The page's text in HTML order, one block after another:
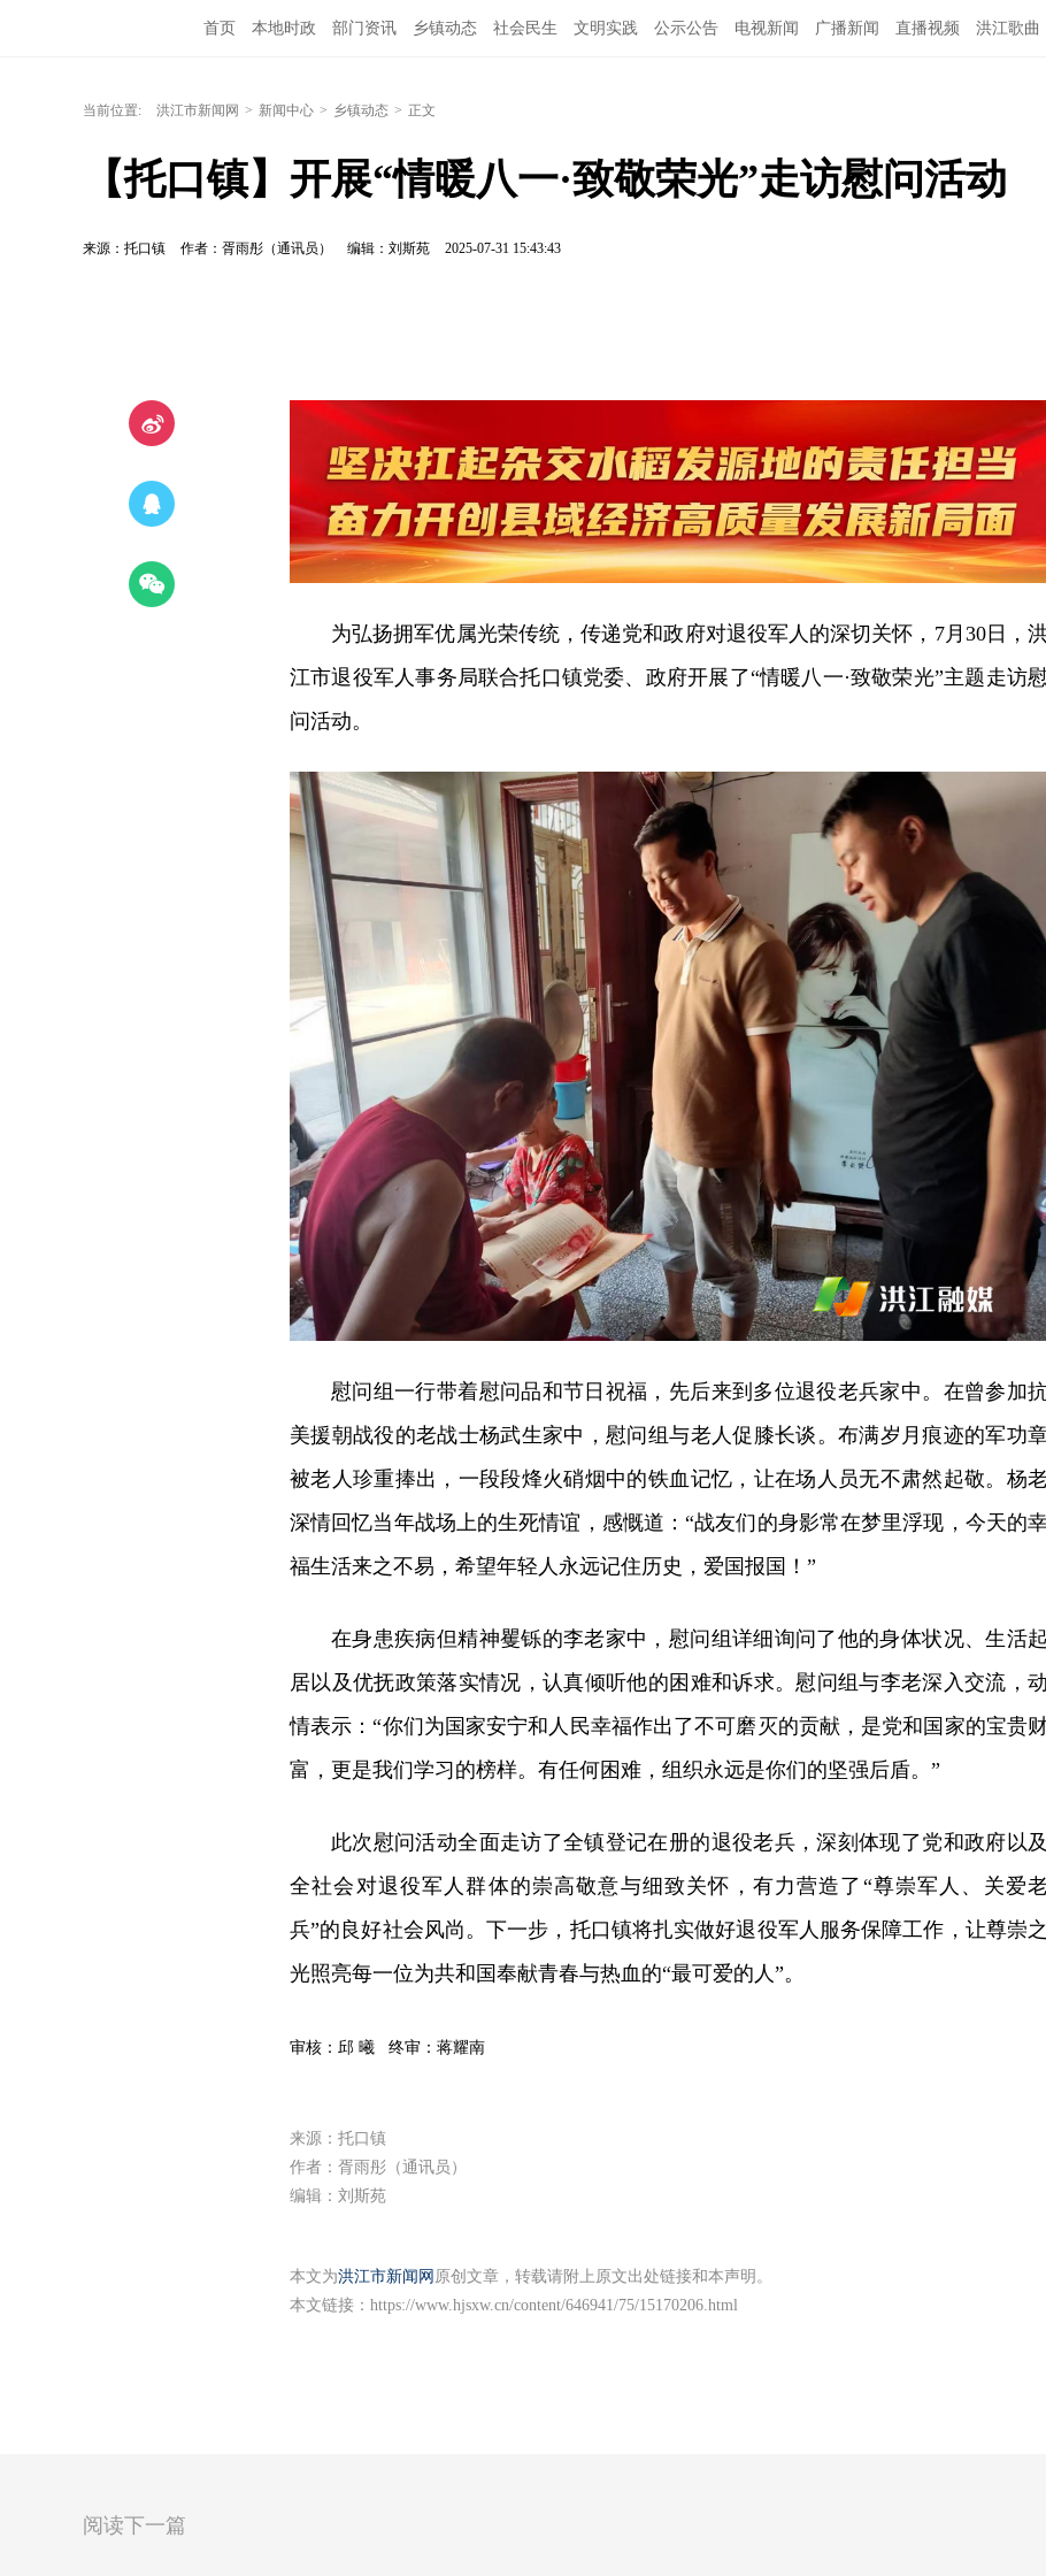
首页 本地时政 部门资讯 乡镇动态 社会民生 文明实践 公示公告 电视新闻 广播新闻 直播视频 洪江歌曲
当前位置: 洪江市新闻网 > 新闻中心 > 乡镇动态 > 正文
【托口镇】开展“情暖八一·致敬荣光”走访慰问活动
来源：托口镇 作者：胥雨彤（通讯员） 编辑：刘斯苑 2025-07-31 15:43:43
为弘扬拥军优属光荣传统，传递党和政府对退役军人的深切关怀，7月30日，
江市退役军人事务局联合托口镇党委、政府开展了“情暖八一·致敬荣光”主题走访
问活动。
慰问组一行带着慰问品和节日祝福，先后来到多位退役老兵家中。在曾参加
美援朝战役的老战士杨武生家中，慰问组与老人促膝长谈。布满岁月痕迹的军功
被老人珍重捧出，一段段烽火硝烟中的铁血记忆，让在场人员无不肃然起敬。杨
深情回忆当年战场上的生死情谊，感慨道：“战友们的身影常在梦里浮现，今天的
福生活来之不易，希望年轻人永远记住历史，爱国报国！”
在身患疾病但精神矍铄的李老家中，慰问组详细询问了他的身体状况、生活起
居以及优抚政策落实情况，认真倾听他的困难和诉求。慰问组与李老深入交流，动
情表示：“你们为国家安宁和人民幸福作出了不可磨灭的贡献，是党和国家的宝贵
富，更是我们学习的榜样。有任何困难，组织永远是你们的坚强后盾。”
此次慰问活动全面走访了全镇登记在册的退役老兵，深刻体现了党和政府以及
全社会对退役军人群体的崇高敬意与细致关怀，有力营造了“尊崇军人、关爱
兵”的良好社会风尚。下一步，托口镇将扎实做好退役军人服务保障工作，让尊崇之
光照亮每一位为共和国奉献青春与热血的“最可爱的人”。
审核：邱 曦 终审：蒋耀南
来源：托口镇
作者：胥雨彤（通讯员）
编辑：刘斯苑
本文为洪江市新闻网 原创文章，转载请附上原文出处链接和本声明。
本文链接： https://www.hjsxw.cn/content/646941/75/15170206.html
阅读下一篇